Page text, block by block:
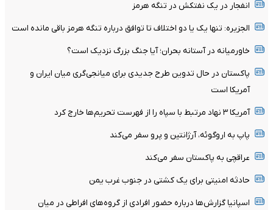
انفجار در یک نفتکش در تنگه هرمز
الجزیره: تنها یک یا دو اختلاف تا توافق درباره تنگه هرمز باقی مانده است
خاورمیانه در آستانه بحران؛ آیا جنگ بزرگ نزدیک است؟
پاکستان در حال تدوین طرح جدیدی برای میانجی‌گری میان ایران و
آمریکا است
آمریکا ۳ نهاد مرتبط با سپاه را از فهرست تحریم‌ها خارج کرد
پاپ به اروگوئه، آرژانتین و پرو سفر می‌کند
عراقچی به پاکستان سفر می‌کند
حادثه امنیتی برای یک کشتی در جنوب غرب یمن
اسپانیا گزارش‌ها درباره حضور افرادی از گروه‌های افراطی در میان